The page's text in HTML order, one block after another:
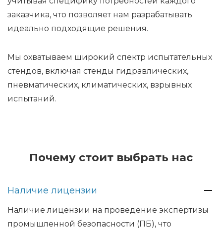
заказчика, что позволяет нам разрабатывать
идеально подходящие решения.
Мы охватываем широкий спектр испытательных
стендов, включая стенды гидравлических,
пневматических, климатических, взрывных
испытаний.
Почему стоит выбрать нас
Наличие лицензии
Наличие лицензии на проведение экспертизы
промышленной безопасности (ПБ), что